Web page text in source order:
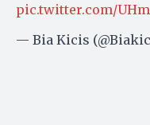
pic.twitter.com/
— Bia Kicis